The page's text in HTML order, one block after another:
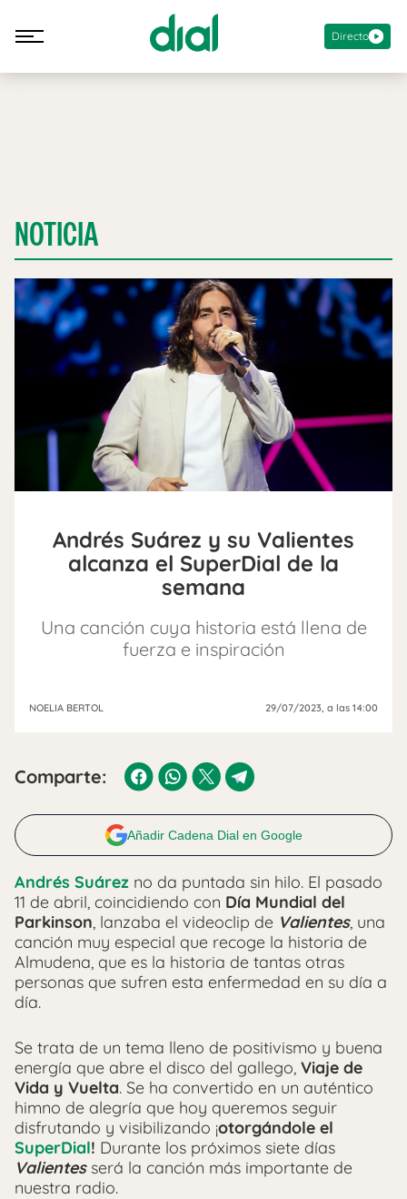
Directo
NOTICIA
Andrés Suárez y su Valientes
alcanza el SuperDial de la
semana
Una canción cuya historia está llena de
fuerza e inspiración
NOELIA BERTOL 29/07/2023, a las 14:00
Comparte:
Añadir Cadena Dial en Google
Andrés Suárez no da puntada sin hilo. El pasado
11 de abril, coincidiendo con Día Mundial del
Parkinson, lanzaba el videoclip de Valientes, una
canción muy especial que recoge la historia de
Almudena, que es la historia de tantas otras
personas que sufren esta enfermedad en su día a
día.
Se trata de un tema lleno de positivismo y buena
energía que abre el disco del gallego, Viaje de
Vida y Vuelta. Se ha convertido en un auténtico
himno de alegría que hoy queremos seguir
disfrutando y visibilizando ¡otorgándole el
SuperDial! Durante los próximos siete días
Valientesserá la canción más importante de
nuestra radio.